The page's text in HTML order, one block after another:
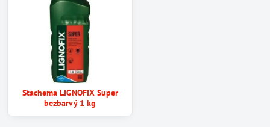
Stachema LIGNOFIX Super
bezbarvý 1 kg